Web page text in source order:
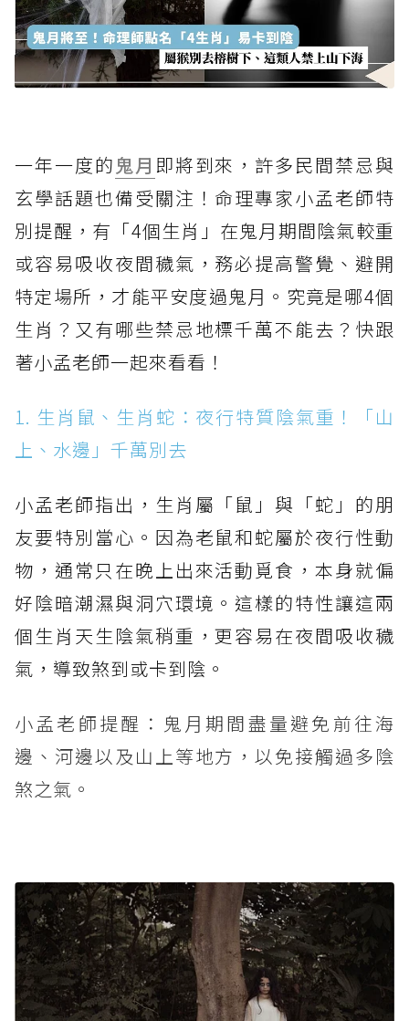
一年一度的鬼月 即將到來，許多民間禁忌與
玄學話題也備受關注！命理專家小孟老師特
別提醒，有「4個生肖」在鬼月期間陰氣較重
或容易吸收夜間穢氣，務必提高警覺、避開
特定場所，才能平安度過鬼月。究竟是哪4個
生肖？又有哪些禁忌地標千萬不能去？快跟
著小孟老師一起來看看！
1. 生肖鼠、生肖蛇：夜行特質陰氣重！「山
上、水邊」千萬別去
小孟老師指出，生肖屬「鼠」與「蛇」的朋
友要特別當心。因為老鼠和蛇屬於夜行性動
物，通常只在晚上出來活動覓食，本身就偏
好陰暗潮濕與洞穴環境。這樣的特性讓這兩
個生肖天生陰氣稍重，更容易在夜間吸收穢
氣，導致煞到或卡到陰。
小孟老師提醒：鬼月期間盡量避免前往海
邊、河邊以及山上等地方，以免接觸過多陰
煞之氣。